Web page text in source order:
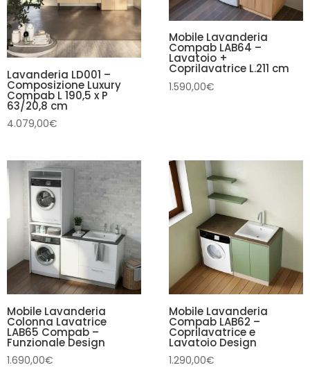
Lavanderia LD001 –
Composizione Luxury
Compab L 190,5 x P
63/20,8 cm
4.079,00€
Mobile Lavanderia
Compab LAB64 –
Lavatoio +
Coprilavatrice L.211 cm
1.590,00€
Mobile Lavanderia
Colonna Lavatrice
LAB65 Compab –
Funzionale Design
1.690,00€
Mobile Lavanderia
Compab LAB62 –
Coprilavatrice e
Lavatoio Design
1.290,00€